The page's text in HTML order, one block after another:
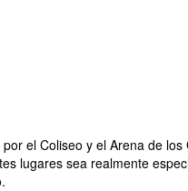
el Coliseo y el Arena de
lugares sea realmente